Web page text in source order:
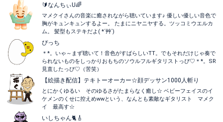
🔰なんちぃU🌈
マメクイさんの音楽に癒されながら聴いています♪ 優しい優しい音色で
胸がキュンキュンするよー。 たまにニヤニヤする。ツッコミウエルカ
ム。 髪型もステキだよ( *´艸`)
ぴっち
＊*。いゃ～まず聴いて！音色がすばらしいTT。でもそれだけじゃ奏で
られないものをしっかりおもちのソウルフルギタリストっぴ♡＊*。SR
見直したっぴ♡（苦笑）
【絵描き配信】テキトーオーカー☆顔デッサン1000人斬り
とにかくゆるい そのゆるさがたまらなく癒し☆ ベビーフェイスのイ
ケメンのくせに控えめwwという、なんとも素敵なギタリスト マメク
イ 最高す☆
いしちゃん🐈🎸